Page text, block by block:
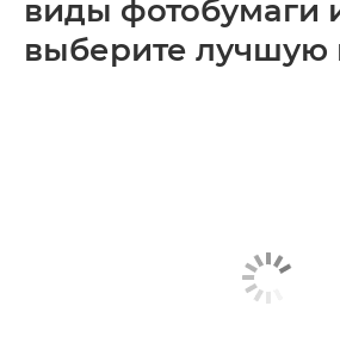
виды фотобумаги
выберите лучшую